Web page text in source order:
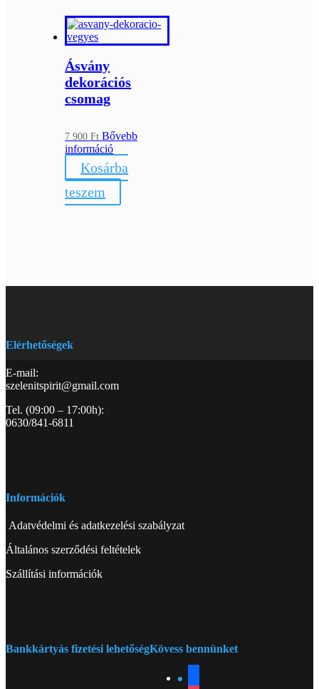
Ásvány
dekorációs
csomag
7 900Ft Bővebb
információ
Kosárba
teszem
Elérhetőségek
E-mail:
szelenitspirit@gmail.com
Tel. (09:00 – 17:00h):
0630/841-6811
Információk
Adatvédelmi és adatkezelési szabályzat
Általános szerződési feltételek
Szállítási információk
Bankkártyás fizetési lehetőségKövess bennünket